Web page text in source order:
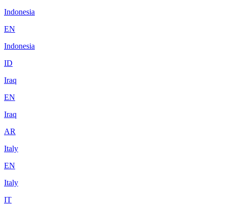
Indonesia
EN
Indonesia
ID
Iraq
EN
Iraq
AR
Italy
EN
Italy
IT